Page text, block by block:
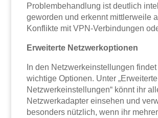
Problembehandlung ist deutlich
geworden und erkennt mittlerweile
Konflikte mit VPN-Verbindungen
Erweiterte Netzwerkoptionen
In den Netzwerkeinstellungen
wichtige Optionen. Unter „Erweiterte
Netzwerkeinstellungen“ könnt ihr
Netzwerkadapter einsehen und
besonders nützlich, wenn ihr